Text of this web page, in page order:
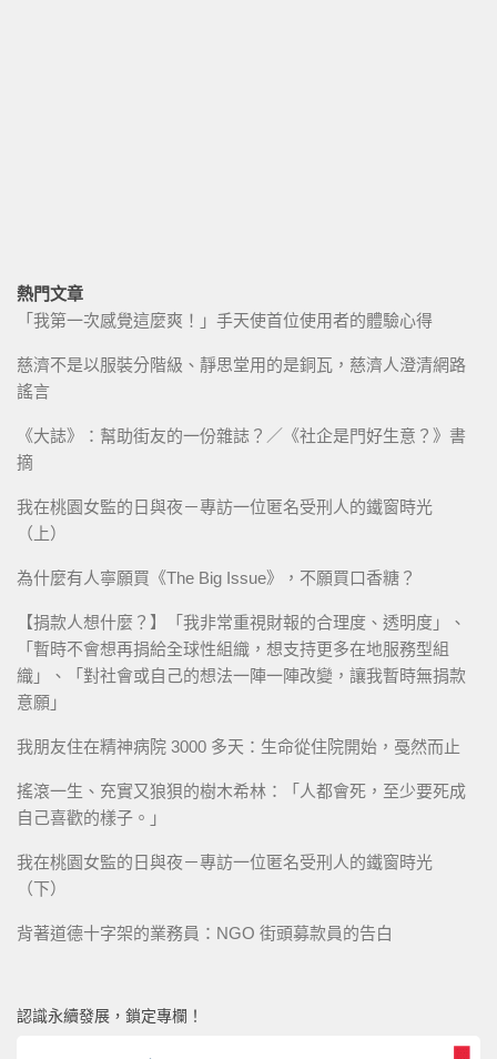
熱門文章
「我第一次感覺這麼爽！」手天使首位使用者的體驗心得
慈濟不是以服裝分階級、靜思堂用的是銅瓦，慈濟人澄清網路
謠言
《大誌》：幫助街友的一份雜誌？／《社企是門好生意？》書
摘
我在桃園女監的日與夜－專訪一位匿名受刑人的鐵窗時光
（上）
為什麼有人寧願買《The Big Issue》，不願買口香糖？
【捐款人想什麼？】「我非常重視財報的合理度、透明度」、
「暫時不會想再捐給全球性組織，想支持更多在地服務型組
織」、「對社會或自己的想法一陣一陣改變，讓我暫時無捐款
意願」
我朋友住在精神病院 3000 多天：生命從住院開始，戞然而止
搖滾一生、充實又狼狽的樹木希林：「人都會死，至少要死成
自己喜歡的樣子。」
我在桃園女監的日與夜－專訪一位匿名受刑人的鐵窗時光
（下）
背著道德十字架的業務員：NGO 街頭募款員的告白
認識永續發展，鎖定專欄！